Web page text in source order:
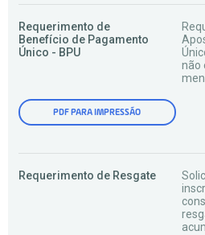
Requerimento de
Benefício de Pagamento
Único - BPU
não
PDF PARA IMPRESSÃO
Requerimento de Resgate